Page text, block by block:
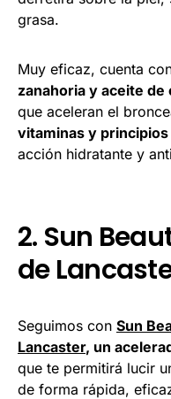
grasa.
Muy eficaz, cuenta
zanahoria y aceite de
que aceleran el
vitaminas y
acción hidratante y
2. Sun
de
Seguimos con Sun
Lancaster, un
que te permitirá lucir
de forma rápida,